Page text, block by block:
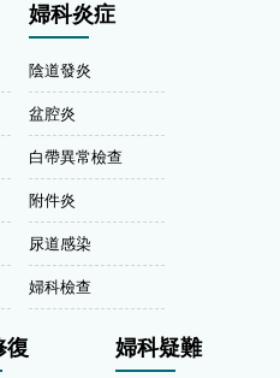
婦科炎症
陰道發炎
盆腔炎
白帶異常檢查
附件炎
尿道感染
婦科檢查
復 婦科疑難